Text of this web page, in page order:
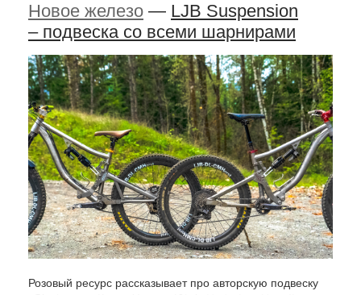
Новое железо — LJB Suspension
– подвеска со всеми шарнирами
Розовый ресурс рассказывает про авторскую подвеску